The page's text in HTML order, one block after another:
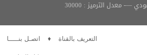
التعريف بالقناة ♦ اتصـل بنـــــا